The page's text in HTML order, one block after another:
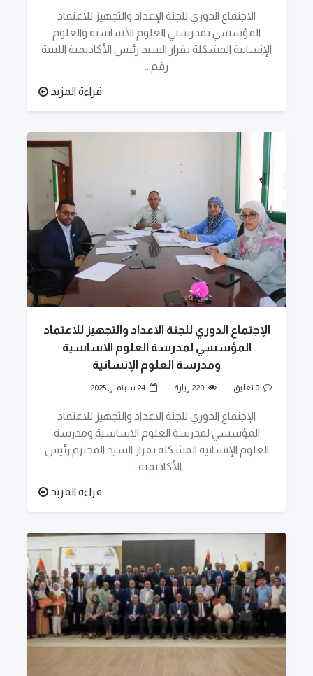
الاجتماع الدوري للجنة الإعداد والتجهيز للاعتماد
المؤسسي بمدرستي العلوم الأساسية والعلوم
الإنسانية المشكلة بقرار السيد رئيس الأكاديمية الليبية
رقم...
قراءة المزيد
الإجتماع الدوري للجنة الاعداد والتجهيز للاعتماد
المؤسسي لمدرسة العلوم الاساسية
ومدرسة العلوم الإنسانية
0 تعليق 220 زيارة 24 سبتمبر, 2025
الإجتماع الدوري للجنة الاعداد والتجهيز للاعتماد
المؤسسي لمدرسة العلوم الاساسية ومدرسة
العلوم الإنسانية المشكلة بقرار السيد المحترم رئيس
الأكاديمية...
قراءة المزيد